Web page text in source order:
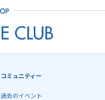
コミュニティー
過去のイベント